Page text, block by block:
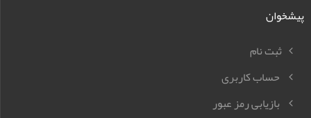
پیشخوان
ثبت نام
حساب کاربری
بازیابی رمز عبور